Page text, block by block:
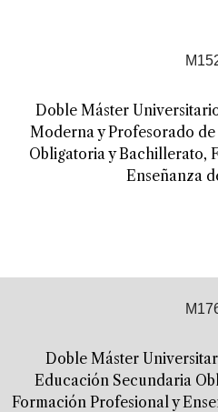
Doble Máster
Moderna y Profesorado
Obligatoria y Bachillerato,
Enseñanza
Doble Máster
Educación Secundaria
Formación Profesional y